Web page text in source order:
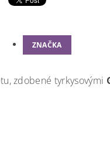
ZNAČKA
zdobené tyrkysovými